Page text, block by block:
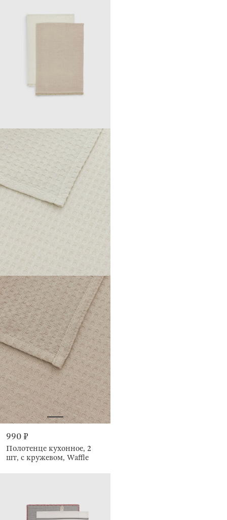
990 ₽
Полотенце кухонное, 2
шт, с кружевом, Waffle